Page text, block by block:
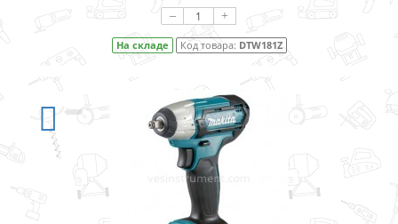
– +
На складе Код товара: DTW181Z